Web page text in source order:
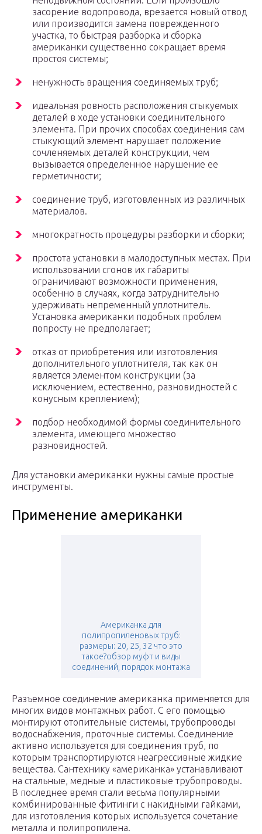
засорение водопровода, врезается новый отвод
или производится замена поврежденного
участка, то быстрая разборка и сборка
американки существенно сокращает время
простоя системы;
ненужность вращения соединяемых труб;
идеальная ровность расположения стыкуемых
деталей в ходе установки соединительного
элемента. При прочих способах соединения сам
стыкующий элемент нарушает положение
сочленяемых деталей конструкции, чем
вызывается определенное нарушение ее
герметичности;
соединение труб, изготовленных из различных
материалов.
многократность процедуры разборки и сборки;
простота установки в малодоступных местах. При
использовании сгонов их габариты
ограничивают возможности применения,
особенно в случаях, когда затруднительно
удерживать непременный уплотнитель.
Установка американки подобных проблем
попросту не предполагает;
отказ от приобретения или изготовления
дополнительного уплотнителя, так как он
является элементом конструкции (за
исключением, естественно, разновидностей с
конусным креплением);
подбор необходимой формы соединительного
элемента, имеющего множество
разновидностей.
Для установки американки нужны самые простые
инструменты.
Применение американки
Американка для
полипропиленовых труб:
размеры: 20, 25, 32 что это
такое?обзор муфт и виды
соединений, порядок монтажа
Разъемное соединение американка применяется для
многих видов монтажных работ. С его помощью
монтируют отопительные системы, трубопроводы
водоснабжения, проточные системы. Соединение
активно используется для соединения труб, по
которым транспортируются неагрессивные жидкие
вещества. Сантехнику «американка» устанавливают
на стальные, медные и пластиковые трубопроводы.
В последнее время стали весьма популярными
комбинированные фитинги с накидными гайками,
для изготовления которых используется сочетание
металла и полипропилена.